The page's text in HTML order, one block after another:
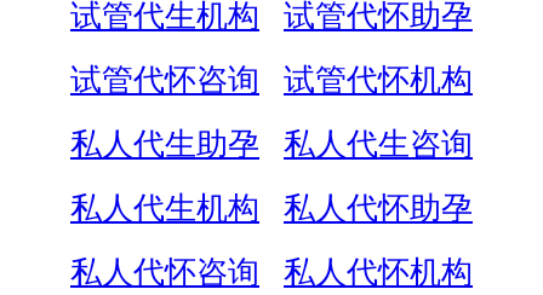
试管代生机构
试管代怀助孕
试管代怀咨询
试管代怀机构
私人代生助孕
私人代生咨询
私人代生机构
私人代怀助孕
私人代怀咨询
私人代怀机构